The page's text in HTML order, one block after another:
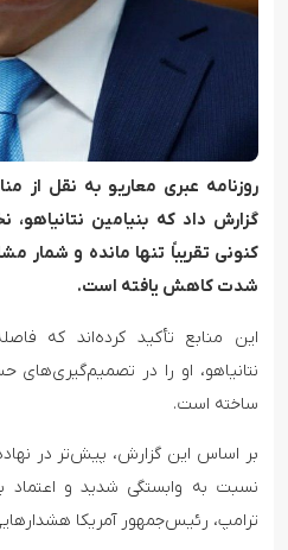
روزنامه عبری معاریو به نقل از
گزارش داد که بنیامین
کنونی تقریباً تنها مانده و شمار
شدت کاهش یافته است.
این منابع تأکید کرده‌اند که
نتانیاهو، او را در
ساخته است.
بر اساس این گزارش، پیش‌تر در
نسبت به وابستگی شدید و اعتماد
ترامپ، رئیس‌جمهور آمریکا